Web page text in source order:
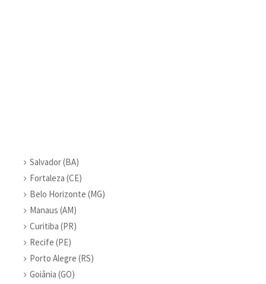
Salvador (BA)
Fortaleza (CE)
Belo Horizonte (MG)
Manaus (AM)
Curitiba (PR)
Recife (PE)
Porto Alegre (RS)
Goiânia (GO)